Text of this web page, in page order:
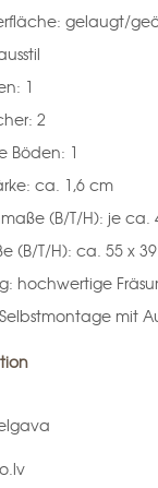
gelaugt/
1
2
Böden: 1
ca. 1,6 cm
(B/T/H): je ca.
(B/T/H): ca. 55 x
hochwertige
mit